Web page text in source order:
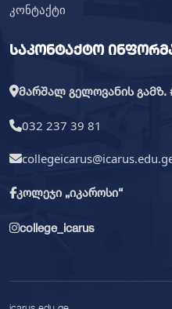
კონტაქტი
საკონტაქტო
მარშალ გელოვანის გამზ.
032 237 39 81
კოლეჯი „იკაროსი“
college_icarus